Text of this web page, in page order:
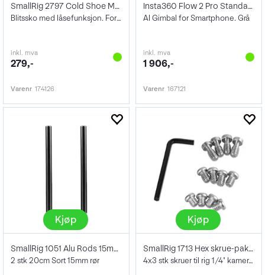
SmallRig 2797 Cold Shoe Mount Multifunc
Blitssko med låsefunksjon. For Cage m.m.
inkl. mva
279,-
Varenr 174126
Insta360 Flow 2 Pro Standard Bundle
AI Gimbal for Smartphone. Grå
inkl. mva
1 906,-
Varenr 167121
Kjøp
SmallRig 1051 Alu Rods 15mm 20 cm 2pk
2 stk 20cm Sort 15mm rør
Kjøp
SmallRig 1713 Hex skrue-pakke 12-pk
4x3 stk skruer til rig 1/4" kameraskruer